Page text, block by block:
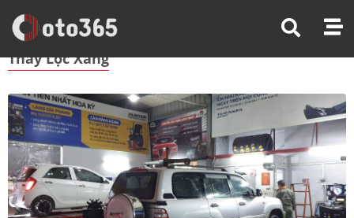
Trang Chủ Thay Lọc Xăng
Thay Lọc Xăng